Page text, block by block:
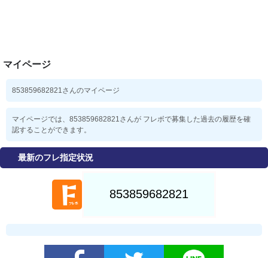
マイページ
853859682821さんのマイページ
マイページでは、853859682821さんが フレボで募集した過去の履歴を確
認することができます。
最新のフレ指定状況